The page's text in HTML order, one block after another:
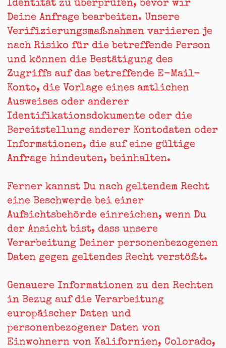
Identität zu überprüfen, bevor wir
Deine Anfrage bearbeiten. Unsere
Verifizierungsmaßnahmen variieren je
nach Risiko für die betreffende Person
und können die Bestätigung des
Zugriffs auf das betreffende E-Mail-
Konto, die Vorlage eines amtlichen
Ausweises oder anderer
Identifikationsdokumente oder die
Bereitstellung anderer Kontodaten oder
Informationen, die auf eine gültige
Anfrage hindeuten, beinhalten.
Ferner kannst Du nach geltendem Recht
eine Beschwerde bei einer
Aufsichtsbehörde einreichen, wenn Du
der Ansicht bist, dass unsere
Verarbeitung Deiner personenbezogenen
Daten gegen geltendes Recht verstößt.
Genauere Informationen zu den Rechten
in Bezug auf die Verarbeitung
europäischer Daten und
personenbezogener Daten von
Einwohnern von Kalifornien, Colorado,